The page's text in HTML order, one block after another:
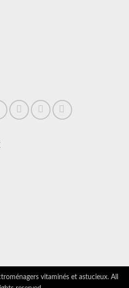
vitaminés et astucieux. All